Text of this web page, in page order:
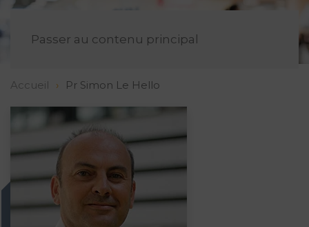
Passer au contenu principal
Accueil Pr Simon Le Hello